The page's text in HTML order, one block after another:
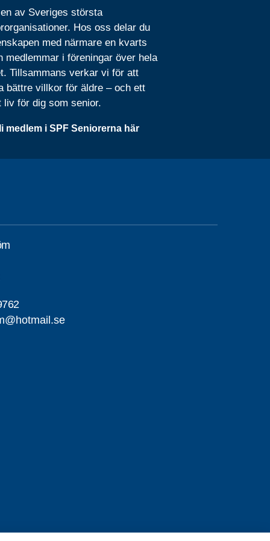
av Sveriges största
Hos oss delar du
med närmare en kvarts
medlemmar i föreningar över hela
Tillsammans verkar vi för att
bättre villkor för äldre – och ett
liv för dig som senior.
medlem i SPF Seniorerna här